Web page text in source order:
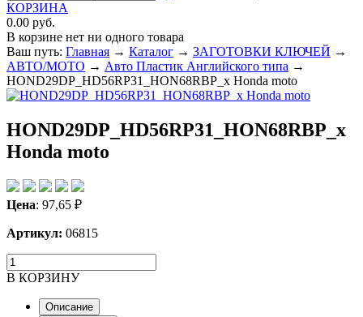
КОРЗИНА
0.00 руб.
В корзине нет ни одного товара
Ваш путь: Главная → Каталог → ЗАГОТОВКИ КЛЮЧЕЙ →
ABTO/МОТО → Авто Пластик Английского типа →
HOND29DP_HD56RP31_HON68RBP_x Honda moto
HOND29DP_HD56RP31_HON68RBP_x
Honda moto
Цена: 97,65 ₽
Артикул: 06815
В КОРЗИНУ
Описание